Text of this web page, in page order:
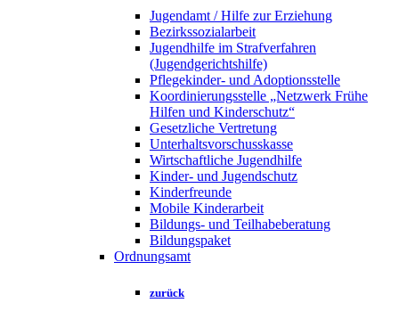
Jugendamt / Hilfe zur Erziehung
Bezirkssozialarbeit
Jugendhilfe im Strafverfahren
(Jugendgerichtshilfe)
Pflegekinder- und Adoptionsstelle
Koordinierungsstelle „Netzwerk Frühe
Hilfen und Kinderschutz“
Gesetzliche Vertretung
Unterhaltsvorschusskasse
Wirtschaftliche Jugendhilfe
Kinder- und Jugendschutz
Kinderfreunde
Mobile Kinderarbeit
Bildungs- und Teilhabeberatung
Bildungspaket
Ordnungsamt
zurück